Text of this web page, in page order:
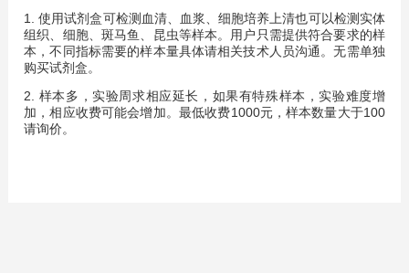
1. 使用试剂盒可检测血清、血浆、细胞培养上清也可以检测实体
组织、细胞、斑马鱼、昆虫等样本。
用户只需提供符合要求的样
本，不同指标需要的样本量具体请相关技术人员沟通。无需单独
购买试剂盒。
2. 样本多，实验周求相应延长，如果有特殊样本，实验难度增
加，相应收费可能会增加。 最低收费1000元，样本数量大于100
请询价。